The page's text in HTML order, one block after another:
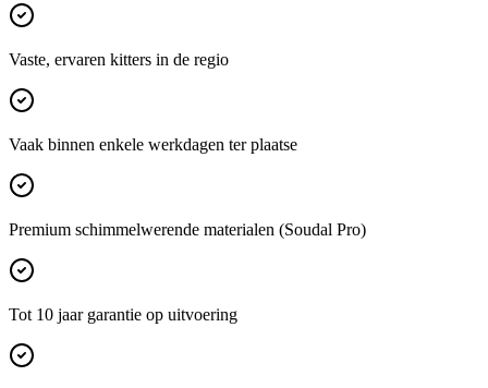
Vaste, ervaren kitters in de regio
Vaak binnen enkele werkdagen ter plaatse
Premium schimmelwerende materialen (Soudal Pro)
Tot 10 jaar garantie op uitvoering